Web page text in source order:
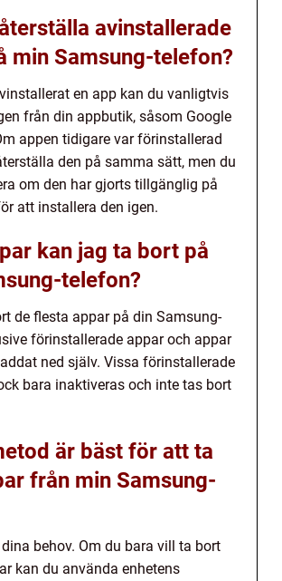
avinstallerade
min Samsung-telefon?
en app kan du vanligtvis
från din appbutik, såsom Google
appen tidigare var förinstallerad
den på samma sätt, men du
om den har gjorts tillgänglig på
att installera den igen.
kan jag ta bort på
telefon?
de flesta appar på din Samsung-
förinstallerade appar och appar
ned själv. Vissa förinstallerade
bara inaktiveras och inte tas bort
är bäst för att ta
från min Samsung-
behov. Om du bara vill ta bort
kan du använda enhetens